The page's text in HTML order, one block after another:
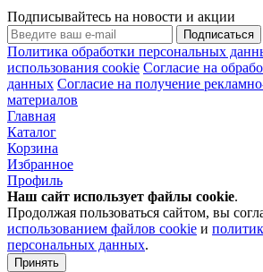
Подписывайтесь на новости и акции
Подписаться
Политика обработки персональных
использования cookie Согласие на
данных Согласие на получение
материалов
Главная
Каталог
Корзина
Избранное
Профиль
Наш сайт использует файлы cookie.
Продолжая пользоваться сайтом, вы
использованием файлов cookie и
персональных данных.
Принять